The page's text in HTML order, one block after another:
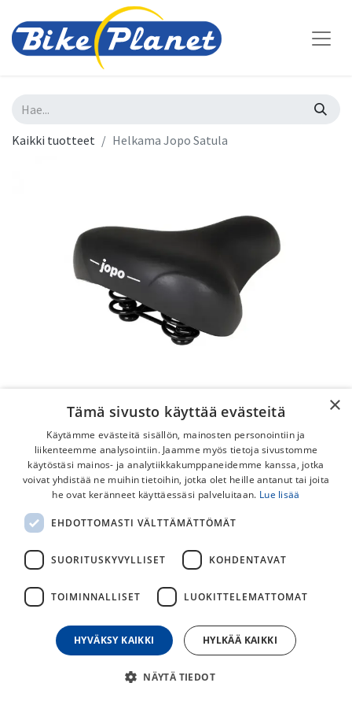
Kaikki tuotteet Helkama Jopo Satula
Helkama Jopo Satula
Alkuperäinen Helkama Jopo satula.
29,00€
×
Tämä sivusto käyttää evästeitä
Käytämme evästeitä sisällön, mainosten personointiin ja
liikenteemme analysointiin. Jaamme myös tietoja sivustomme
käytöstäsi mainos- ja analytiikkakumppaneidemme kanssa, jotka
voivat yhdistää ne muihin tietoihin, jotka olet heille antanut tai joita
he ovat keränneet käyttäessäsi palveluitaan. Lue lisää
EHDOTTOMASTI VÄLTTÄMÄTTÖMÄT
SUORITUSKYVYLLISET KOHDENTAVAT
TOIMINNALLISET LUOKITTELEMATTOMAT
HYVÄKSY KAIKKI HYLKÄÄ KAIKKI
NÄYTÄ TIEDOT